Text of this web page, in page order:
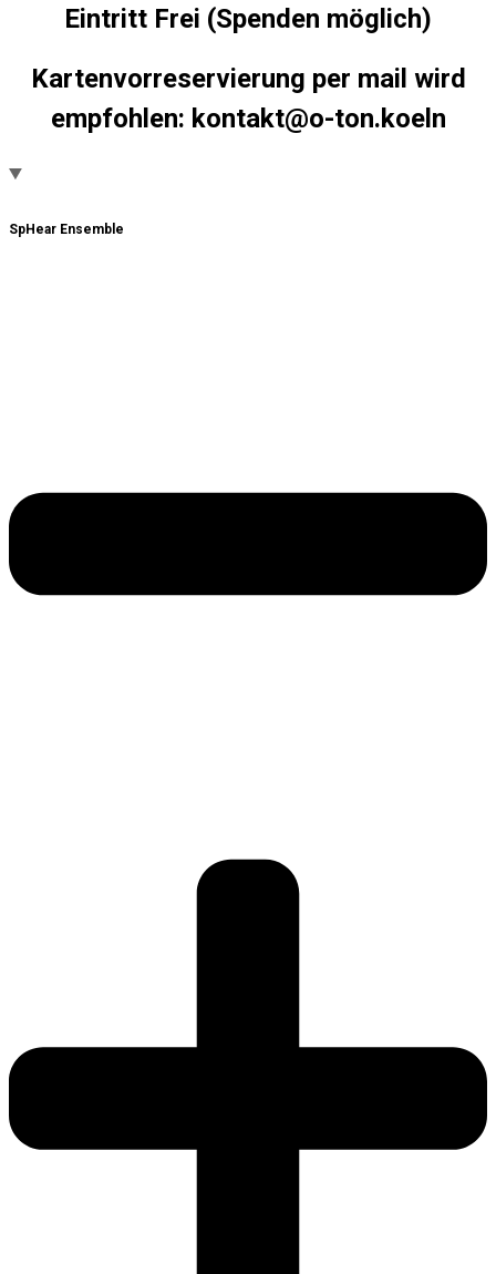
Eintritt Frei (Spenden möglich)
Kartenvorreservierung per mail wird
empfohlen: kontakt@o-ton.koeln
SpHear Ensemble